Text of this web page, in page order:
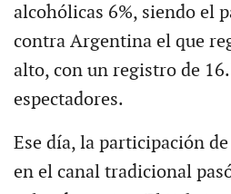
alcohólicas 6%, siendo el
contra Argentina el que
alto, con un registro de
espectadores.
Ese día, la participación
en el canal tradicional